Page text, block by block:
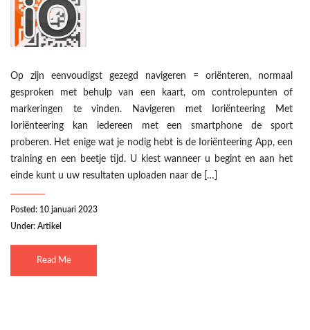
Op zijn eenvoudigst gezegd navigeren = oriënteren, normaal
gesproken met behulp van een kaart, om controlepunten of
markeringen te vinden. Navigeren met Ioriënteering Met
Ioriënteering kan iedereen met een smartphone de sport
proberen. Het enige wat je nodig hebt is de Ioriënteering App, een
training en een beetje tijd. U kiest wanneer u begint en aan het
einde kunt u uw resultaten uploaden naar de […]
Posted: 10 januari 2023
Under: Artikel
Read Me